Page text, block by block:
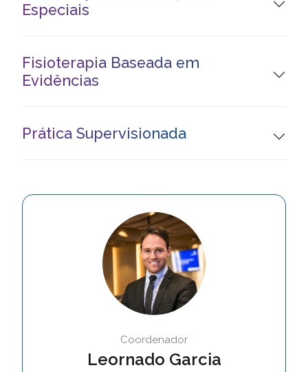
Especiais
Fisioterapia Baseada em
Evidências
Prática Supervisionada
Coordenador
Leornado Garcia